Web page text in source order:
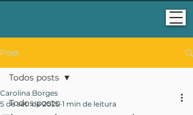
Post
Todos posts
Todos posts
Carolina Borges
5 de set. de 2020 1 min de leitura